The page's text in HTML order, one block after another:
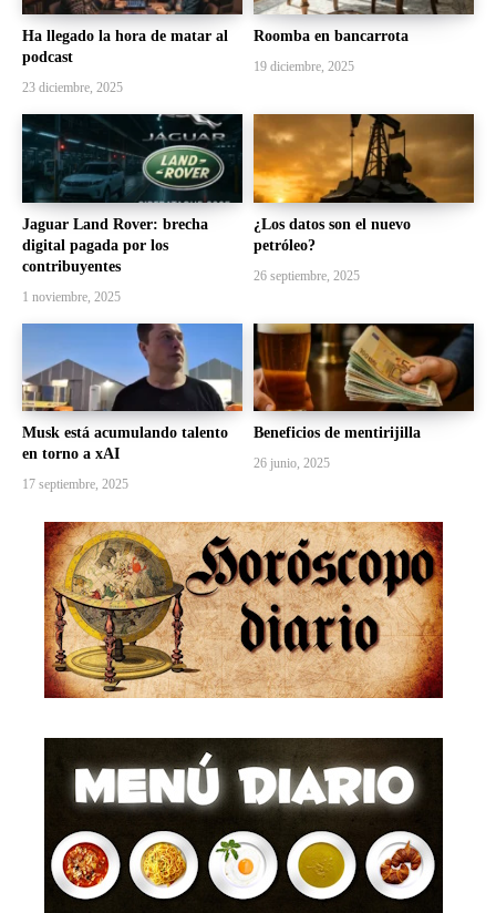
Ha llegado la hora de matar al
podcast
23 diciembre, 2025
Roomba en bancarrota
19 diciembre, 2025
Jaguar Land Rover: brecha
digital pagada por los
contribuyentes
1 noviembre, 2025
¿Los datos son el nuevo
petróleo?
26 septiembre, 2025
Musk está acumulando talento
en torno a xAI
17 septiembre, 2025
Beneficios de mentirijilla
26 junio, 2025